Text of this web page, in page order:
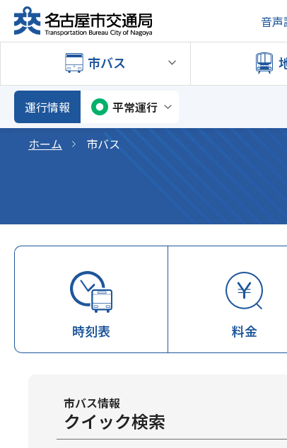
音声
市バス
運行情報 平常運行
ホーム 市バス
時刻表 料金
市バス情報
クイック検索